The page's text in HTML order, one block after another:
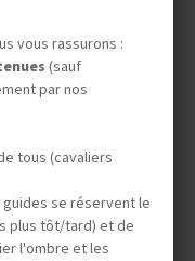
vous rassurons :
(sauf
par nos
tous (cavaliers
se réservent le
plus tôt/tard) et de
l'ombre et les